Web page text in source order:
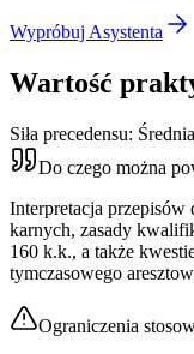
Wypróbuj Asystenta
Wartość
Siła precedensu: Średnia
Do czego można
Interpretacja
karnych, zasady
160 k.k., a także
tymczasowego
Ograniczenia